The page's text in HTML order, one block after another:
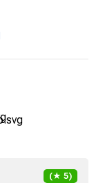
(★ 5)